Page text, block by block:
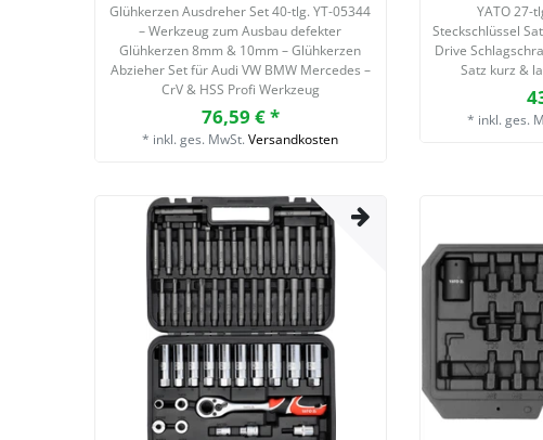
Glühkerzen Ausdreher Set 40-tlg. YT-05344
– Werkzeug zum Ausbau defekter
Glühkerzen 8mm & 10mm – Glühkerzen
Abzieher Set für Audi VW BMW Mercedes –
CrV & HSS Profi Werkzeug
76,59 € *
* inkl. ges. MwSt. Versandkosten
YATO 27-
Steckschlüssel
Drive
Satz kurz &
* inkl. ges.